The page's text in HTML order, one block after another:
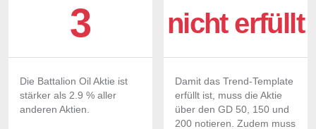
3
Die Battalion Oil Aktie ist
stärker als 2.9 % aller
anderen Aktien.
nicht erfüllt
Damit das Trend-Template
erfüllt ist, muss die Aktie
über den GD 50, 150 und
200 notieren. Zudem muss